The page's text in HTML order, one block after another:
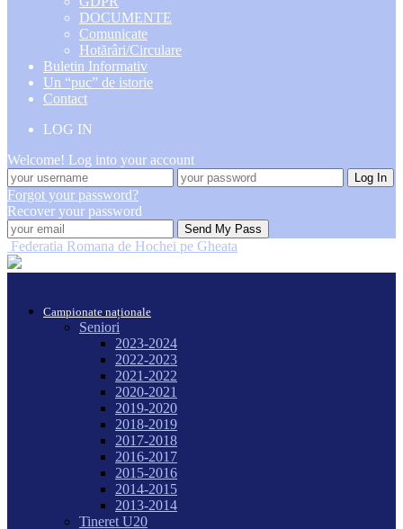
DOCUMENTE
Comunicate
Hotărâri/Circulare
Buletin Informativ
Un “puc” de istorie
Contact
LOG IN
Welcome! Log into your account
Forgot your password?
Recover your password
Federatia Romana de Hochei pe Gheata
Campionate naționale
Seniori
2023-2024
2022-2023
2021-2022
2020-2021
2019-2020
2018-2019
2017-2018
2016-2017
2015-2016
2014-2015
2013-2014
Tineret U20